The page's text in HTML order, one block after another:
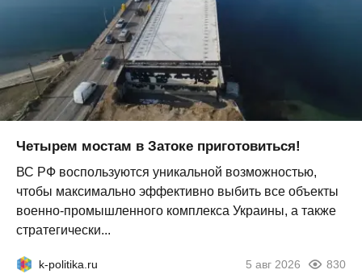
Четырем мостам в Затоке приготовиться!
ВС РФ воспользуются уникальной возможностью,
чтобы максимально эффективно выбить все объекты
военно-промышленного комплекса Украины, а также
стратегически...
k-politika.ru 5 авг 2026 830